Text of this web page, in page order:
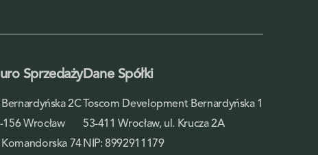
Sprzedaży
Bernardyńska 2C
156 Wrocław
Komandorska 74
Dane Spółki
Toscom Development Bernardyńska 1
53-411 Wrocław, ul. Krucza 2A
NIP: 8992911179